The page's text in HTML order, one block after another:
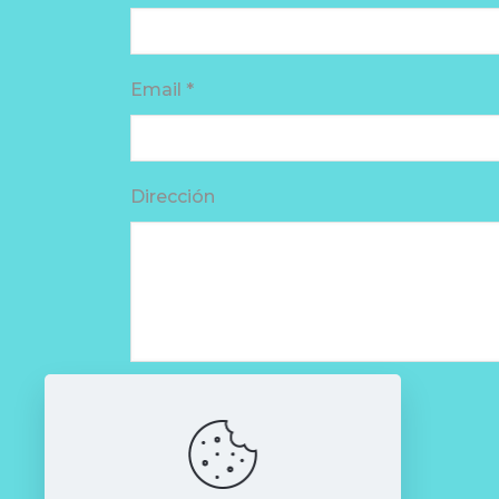
Email *
Dirección